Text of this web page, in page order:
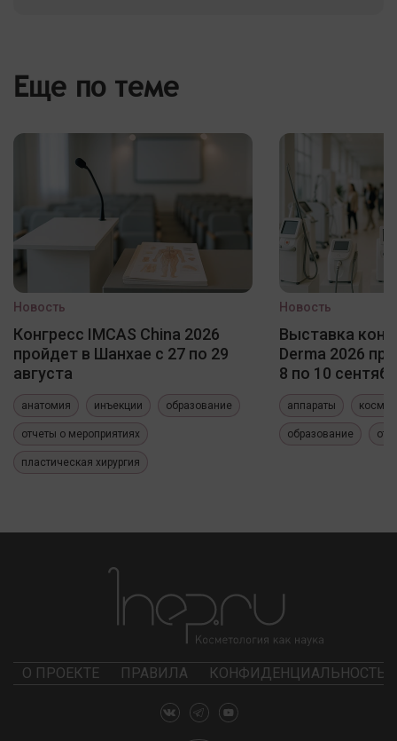
Еще по теме
Новость
Конгресс IMCAS China 2026
пройдет в Шанхае с 27 по 29
августа
анатомия инъекции образование
отчеты о мероприятиях
пластическая хирургия
Новость
Выставка
Derma 2026
8 по 10
аппараты
образование
О ПРОЕКТЕ ПРАВИЛА КОНФИДЕНЦИАЛЬНОСТЬ